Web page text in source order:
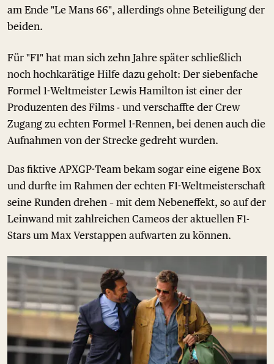
am Ende "Le Mans 66", allerdings ohne Beteiligung der
beiden.
Für "F1" hat man sich zehn Jahre später schließlich
noch hochkarätige Hilfe dazu geholt: Der siebenfache
Formel 1-Weltmeister Lewis Hamilton ist einer der
Produzenten des Films - und verschaffte der Crew
Zugang zu echten Formel 1-Rennen, bei denen auch die
Aufnahmen von der Strecke gedreht wurden.
Das fiktive APXGP-Team bekam sogar eine eigene Box
und durfte im Rahmen der echten F1-Weltmeisterschaft
seine Runden drehen – mit dem Nebeneffekt, so auf der
Leinwand mit zahlreichen Cameos der aktuellen F1-
Stars um Max Verstappen aufwarten zu können.